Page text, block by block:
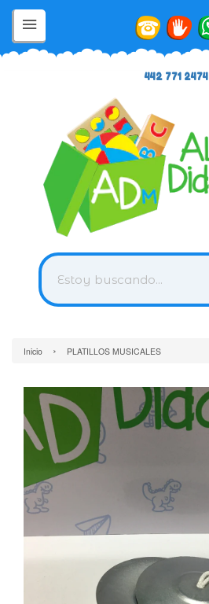
442 771 2474
Inicio › PLATILLOS MUSICALES